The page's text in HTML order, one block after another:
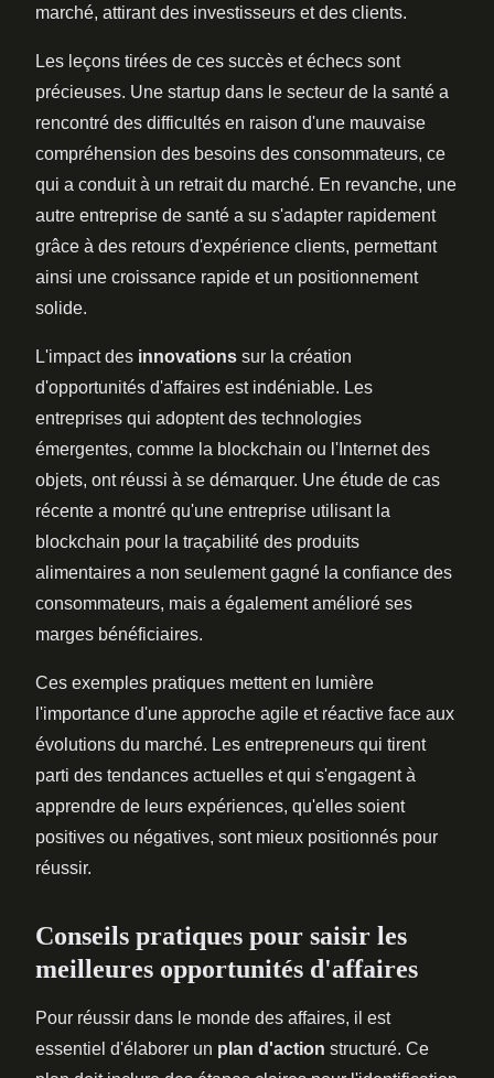
marché, attirant des investisseurs et des clients.
Les leçons tirées de ces succès et échecs sont
précieuses. Une startup dans le secteur de la santé a
rencontré des difficultés en raison d'une mauvaise
compréhension des besoins des consommateurs, ce
qui a conduit à un retrait du marché. En revanche, une
autre entreprise de santé a su s'adapter rapidement
grâce à des retours d'expérience clients, permettant
ainsi une croissance rapide et un positionnement
solide.
L'impact des innovations sur la création
d'opportunités d'affaires est indéniable. Les
entreprises qui adoptent des technologies
émergentes, comme la blockchain ou l'Internet des
objets, ont réussi à se démarquer. Une étude de cas
récente a montré qu'une entreprise utilisant la
blockchain pour la traçabilité des produits
alimentaires a non seulement gagné la confiance des
consommateurs, mais a également amélioré ses
marges bénéficiaires.
Ces exemples pratiques mettent en lumière
l'importance d'une approche agile et réactive face aux
évolutions du marché. Les entrepreneurs qui tirent
parti des tendances actuelles et qui s'engagent à
apprendre de leurs expériences, qu'elles soient
positives ou négatives, sont mieux positionnés pour
réussir.
Conseils pratiques pour saisir les
meilleures opportunités d'affaires
Pour réussir dans le monde des affaires, il est
essentiel d'élaborer un plan d'action structuré. Ce